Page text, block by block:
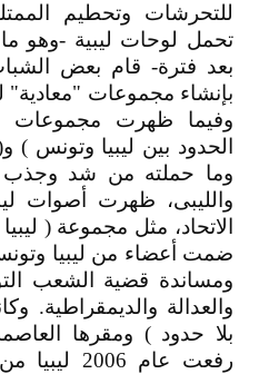
للتحرشات وتحطيم
تحمل لوحات ليبية -وهو
بعد فترة- قام بعض
بإنشاء مجموعات
وفيما ظهرت مجموعات
الحدود بين ليبيا وتونس )
وما حملته من شد وجذب
والليبى، ظهرت أصوات
الاتحاد، مثل مجموعة (
ضمت أعضاء من ليبيا
ومساندة قضية الشعب
والعدالة
بلا حدود ) ومقرها
رفعت عام